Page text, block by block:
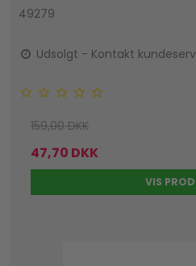
49279
Udsolgt - Kontakt
159,00 DKK
47,70 DKK
VIS